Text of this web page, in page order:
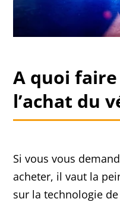
A quoi
l’achat du
Si vous vous
acheter, il vaut la
sur la technologie